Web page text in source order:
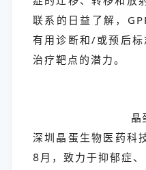
联系的日益了解，
有用诊断和/或预后
治疗靶点的潜力。
晶
深圳晶蛋生物医药科
8月，致力于抑郁症